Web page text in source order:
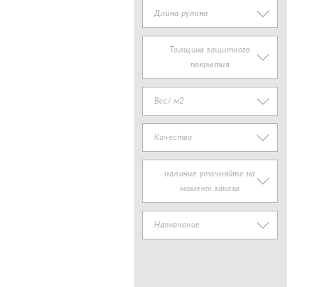
Длина рулона
Толщина защитного
покрытия
Вес/ м2
Качество
наличие уточняйте на
момент заказа
Назначение